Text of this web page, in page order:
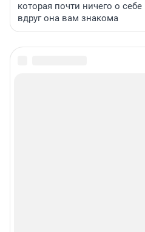
которая почти ничего о
вдруг она вам знакома